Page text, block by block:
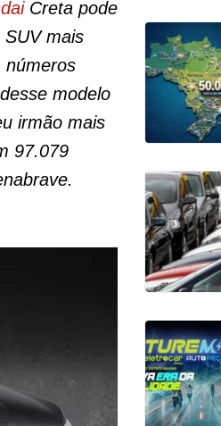
Creta pode
mais
números
modelo
irmão mais
97.079